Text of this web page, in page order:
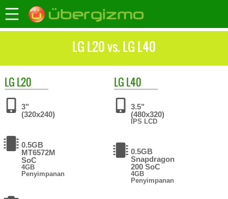
LG L20 vs. LG L40
LG L20
3"
(320x240)
0.5GB
MT6572M
SoC
4GB
Penyimpanan
LG L40
3.5"
(480x320)
IPS LCD
0.5GB
Snapdragon
200 SoC
4GB
Penyimpanan